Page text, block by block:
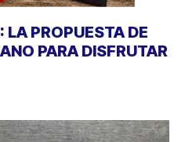
PROPUESTA DE
PARA DISFRUTAR